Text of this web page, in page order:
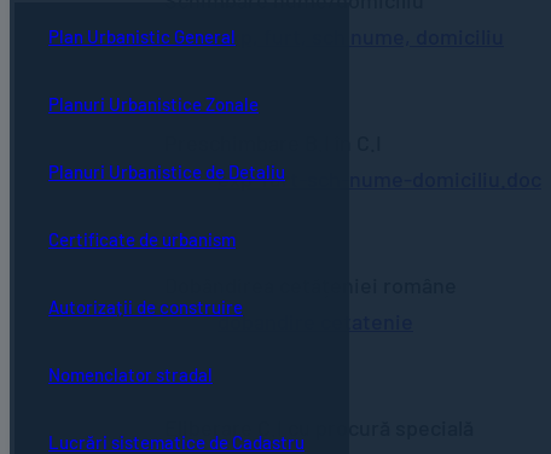
Plan Urbanistic General
Planuri Urbanistice Zonale
Planuri Urbanistice de Detaliu
Certificate de urbanism
Autorizații de construire
Nomenclator stradal
Lucrări sistematice de Cadastru
exp, furt, sch nume, domiciliu
exp-furt-sch-nume-domiciliu.doc
dobandire cetatenie